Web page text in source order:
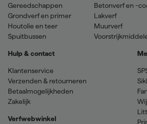
Gereedschappen
Grondverf en primer
Houtolie en teer
Spuitbussen
Betonverf en -
Lakverf
Muurverf
Hulp & contact
Klantenservice
Verzenden & retourneren
Betaalmogelijkheden
Zakelijk
Verfwebwinkel